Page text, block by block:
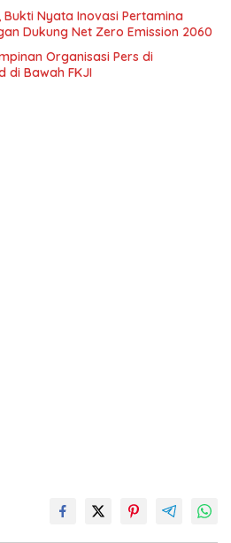
Bukti Nyata Inovasi Pertamina
Dukung Net Zero Emission 2060
Organisasi Pers di
di Bawah FKJI